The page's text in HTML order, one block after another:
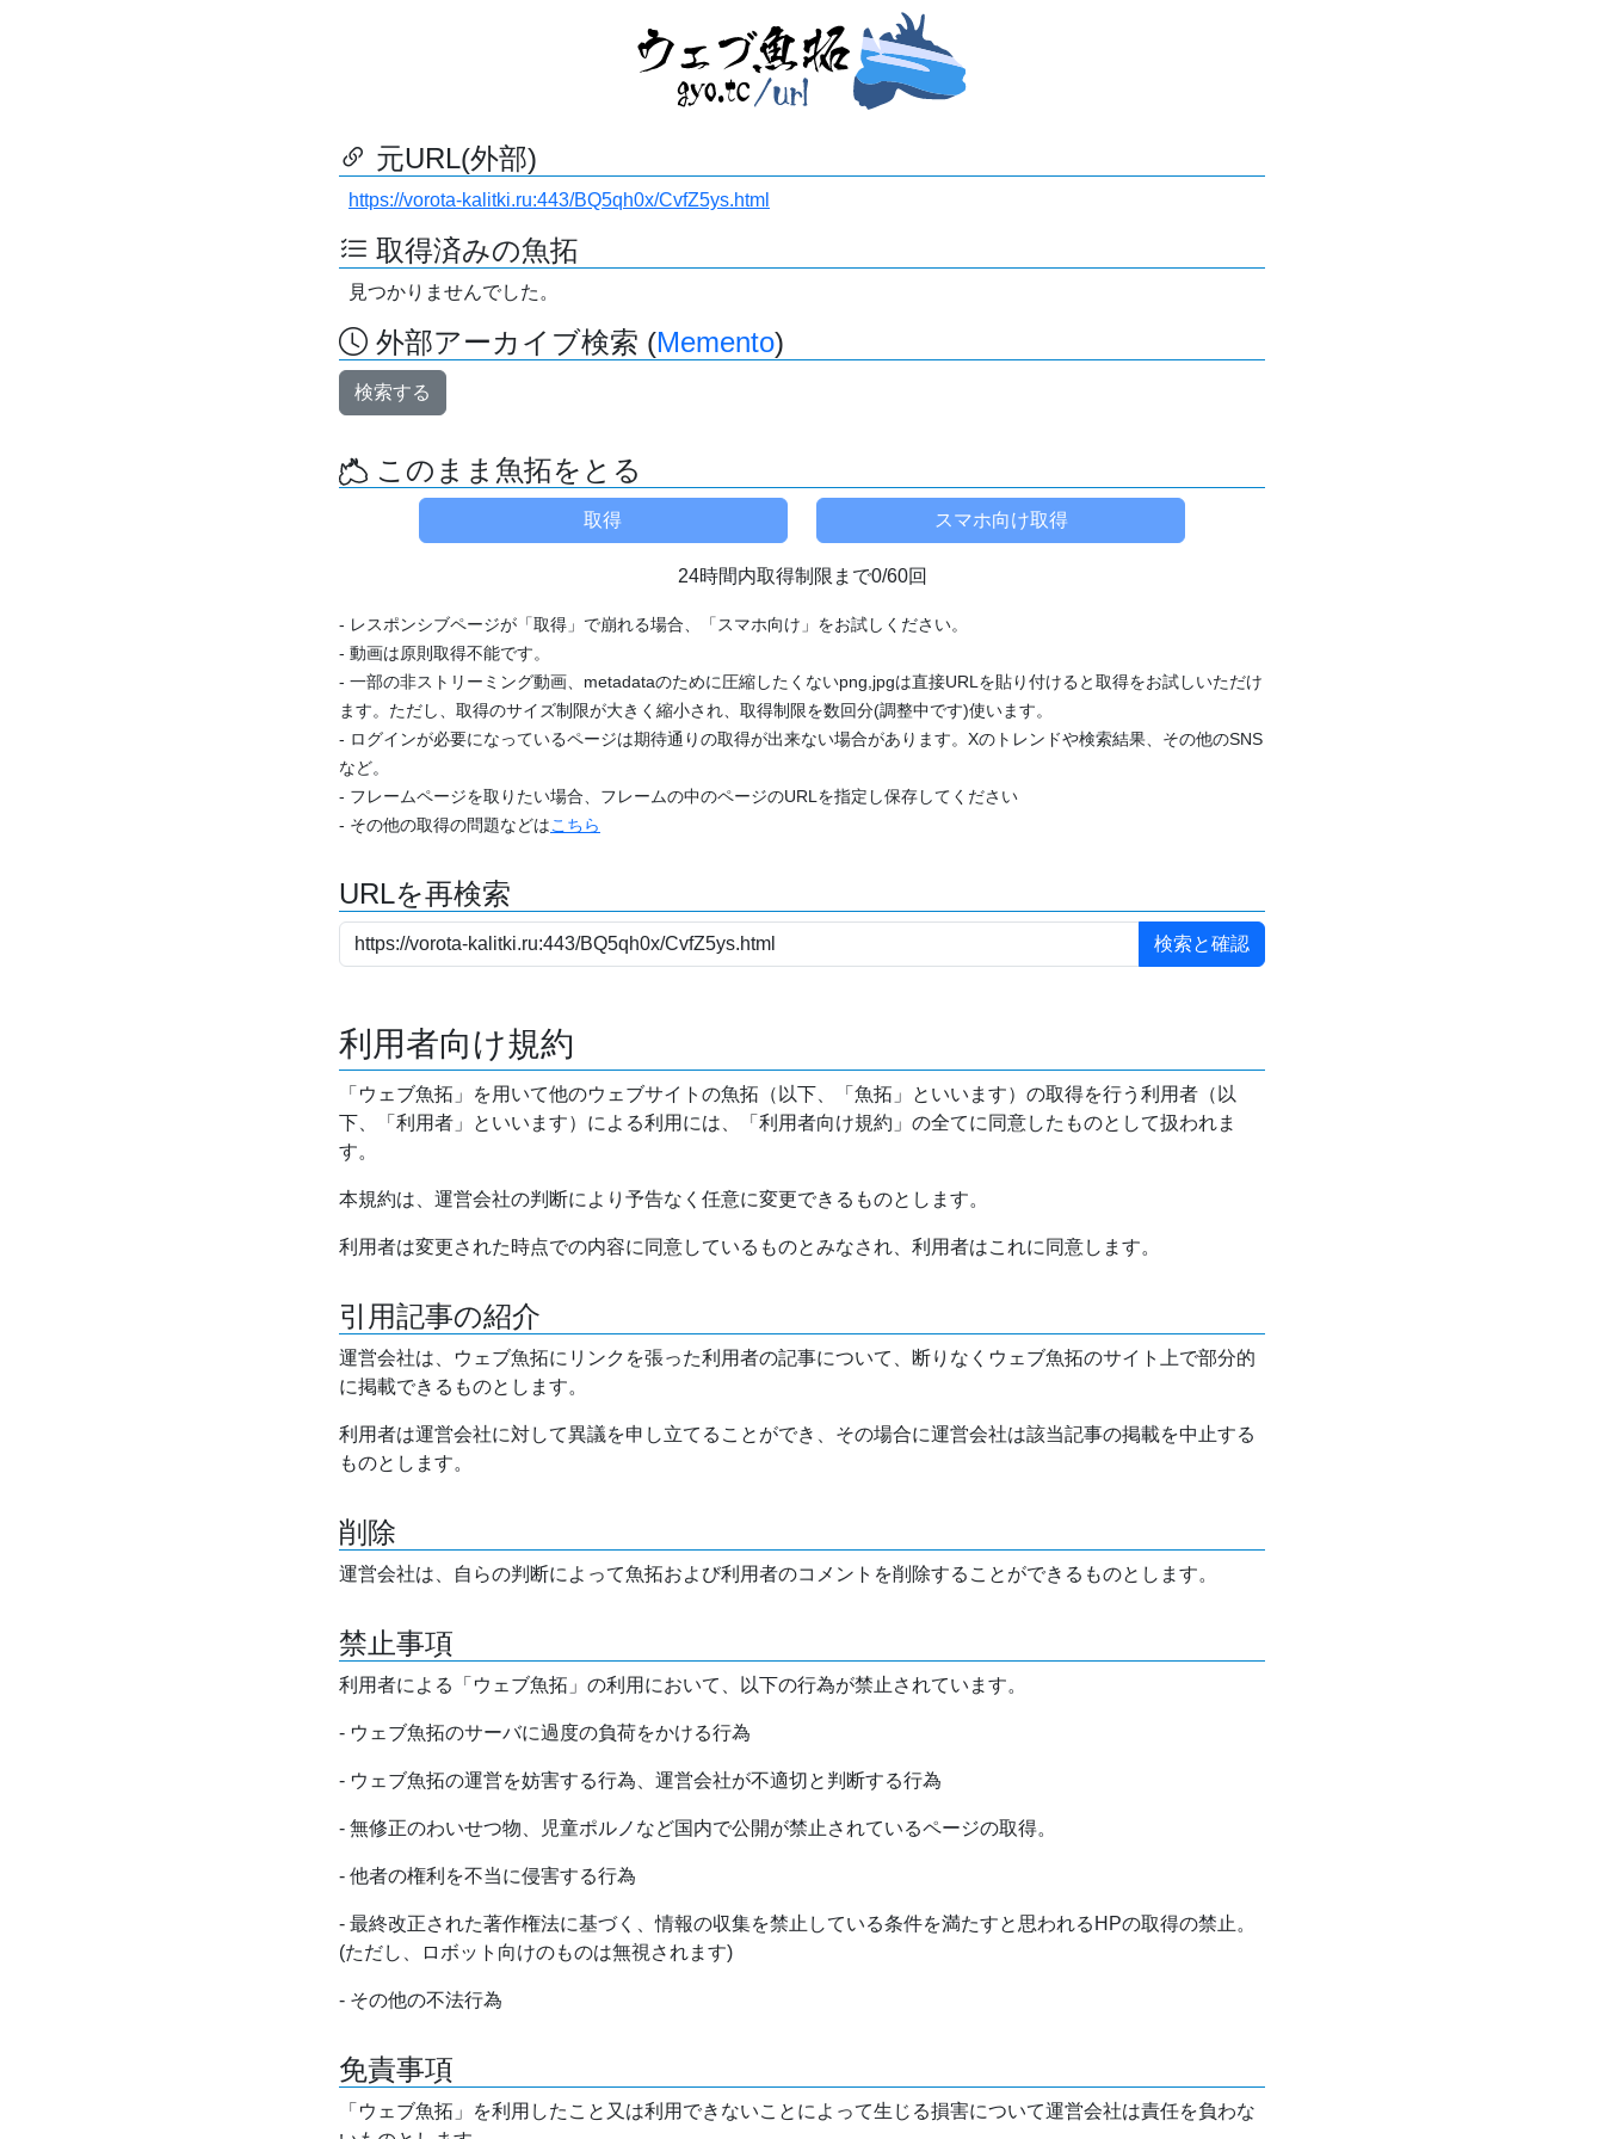
元URL(外部)
https://vorota-kalitki.ru:443/BQ5qh0x/CvfZ5ys.html
取得済みの魚拓
見つかりませんでした。
外部アーカイブ検索 (Memento)
検索する
このまま魚拓をとる
24時間内取得制限まで0/60回
- レスポンシブページが「取得」で崩れる場合、「スマホ向け」をお試しください。
- 動画は原則取得不能です。
- 一部の非ストリーミング動画、metadataのために圧縮したくないpng,jpgは直接URLを貼り付けると取得をお試しいただけ
ます。ただし、取得のサイズ制限が大きく縮小され、取得制限を数回分(調整中です)使います。
- ログインが必要になっているページは期待通りの取得が出来ない場合があります。Xのトレンドや検索結果、その他のSNS
など。
- フレームページを取りたい場合、フレームの中のページのURLを指定し保存してください
- その他の取得の問題などはこちら
URLを再検索
利用者向け規約
「ウェブ魚拓」を用いて他のウェブサイトの魚拓（以下、「魚拓」といいます）の取得を行う利用者（以
下、「利用者」といいます）による利用には、「利用者向け規約」の全てに同意したものとして扱われま
す。
本規約は、運営会社の判断により予告なく任意に変更できるものとします。
利用者は変更された時点での内容に同意しているものとみなされ、利用者はこれに同意します。
引用記事の紹介
運営会社は、ウェブ魚拓にリンクを張った利用者の記事について、断りなくウェブ魚拓のサイト上で部分的
に掲載できるものとします。
利用者は運営会社に対して異議を申し立てることができ、その場合に運営会社は該当記事の掲載を中止する
ものとします。
削除
運営会社は、自らの判断によって魚拓および利用者のコメントを削除することができるものとします。
禁止事項
利用者による「ウェブ魚拓」の利用において、以下の行為が禁止されています。
- ウェブ魚拓のサーバに過度の負荷をかける行為
- ウェブ魚拓の運営を妨害する行為、運営会社が不適切と判断する行為
- 無修正のわいせつ物、児童ポルノなど国内で公開が禁止されているページの取得。
- 他者の権利を不当に侵害する行為
- 最終改正された著作権法に基づく、情報の収集を禁止している条件を満たすと思われるHPの取得の禁止。
(ただし、ロボット向けのものは無視されます)
- その他の不法行為
免責事項
「ウェブ魚拓」を利用したこと又は利用できないことによって生じる損害について運営会社は責任を負わな